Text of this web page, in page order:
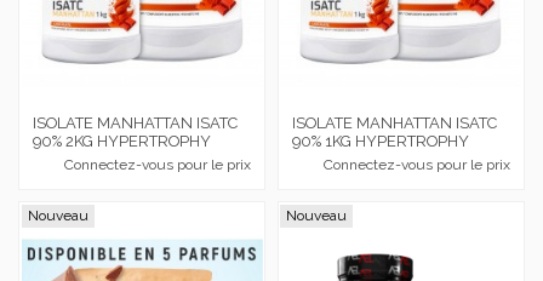
ISOLATE MANHATTAN ISATC
90% 2KG HYPERTROPHY
Connectez-vous pour le prix
ISOLATE MANHATTAN ISATC
90% 1KG HYPERTROPHY
Connectez-vous pour le prix
Nouveau Nouveau